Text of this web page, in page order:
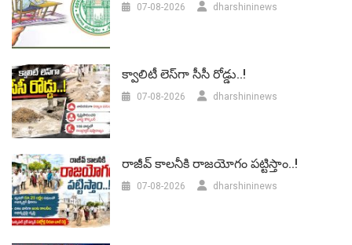
07-08-2026 dharshininews
క్వాలిటీ లెస్‌గా సీసీ రోడ్డు..!
07-08-2026 dharshininews
రాజీవ్ కాలనీకి రాజయోగం పట్టిస్తాం..!
07-08-2026 dharshininews